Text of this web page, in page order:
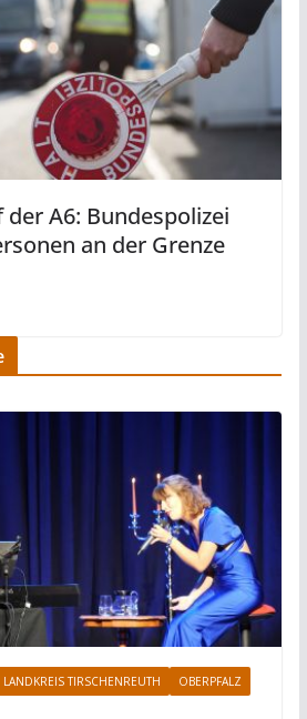
der A6: Bundespolizei
an der Grenze
LANDKREIS TIRSCHENREUTH
OBERPFALZ